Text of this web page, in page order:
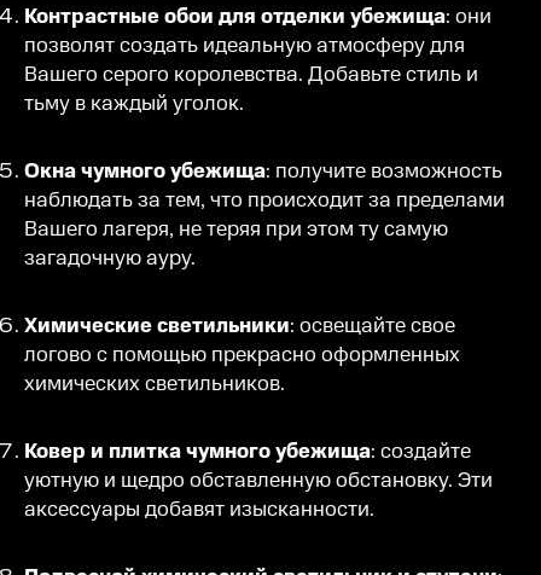
Контрастные обои для отделки убежища: они
позволят создать идеальную атмосферу для
Вашего серого королевства. Добавьте стиль и
тьму в каждый уголок.
Окна чумного убежища: получите возможность
наблюдать за тем, что происходит за пределами
Вашего лагеря, не теряя при этом ту самую
загадочную ауру.
Химические светильники: освещайте свое
логово с помощью прекрасно оформленных
химических светильников.
Ковер и плитка чумного убежища: создайте
уютную и щедро обставленную обстановку. Эти
аксессуары добавят изысканности.